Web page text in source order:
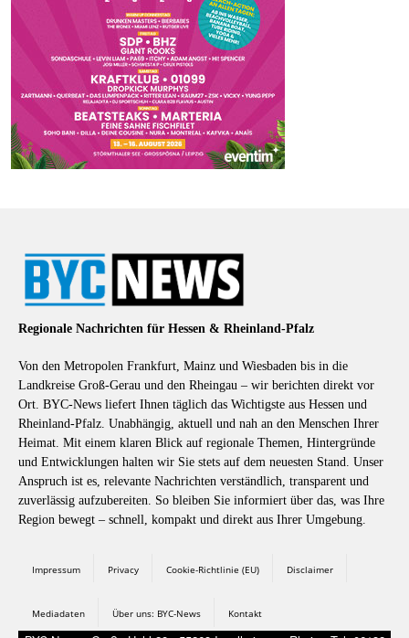
Regionale Nachrichten für Hessen & Rheinland-Pfalz
Von den Metropolen Frankfurt, Mainz und Wiesbaden bis in die
Landkreise Groß-Gerau und den Rheingau – wir berichten direkt vor
Ort. BYC-News liefert Ihnen täglich das Wichtigste aus Hessen und
Rheinland-Pfalz. Unabhängig, aktuell und nah an den Menschen Ihrer
Heimat. Mit einem klaren Blick auf regionale Themen, Hintergründe
und Entwicklungen halten wir Sie stets auf dem neuesten Stand. Unser
Anspruch ist es, relevante Nachrichten verständlich, transparent und
zuverlässig aufzubereiten. So bleiben Sie informiert über das, was Ihre
Region bewegt – schnell, kompakt und direkt aus Ihrer Umgebung.
Impressum Privacy Cookie-Richtlinie (EU) Disclaimer
Mediadaten Über uns: BYC-News Kontakt